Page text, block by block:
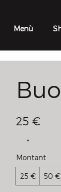
Menù
25 €
Montant
25 € 50 €